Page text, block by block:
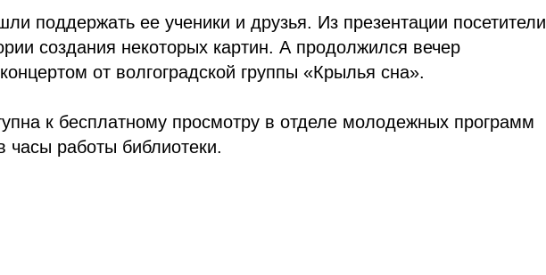
поддержать ее ученики и друзья. Из презентации посетители
создания некоторых картин. А продолжился вечер
от волгоградской группы «Крылья сна».
к бесплатному просмотру в отделе молодежных программ
часы работы библиотеки.